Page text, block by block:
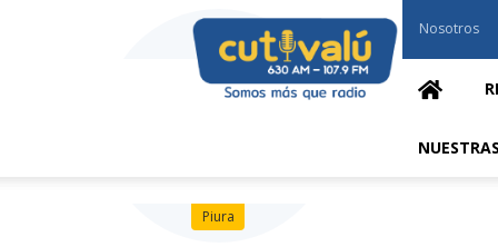
Cutivalú
Piura
Nosotros
Piura